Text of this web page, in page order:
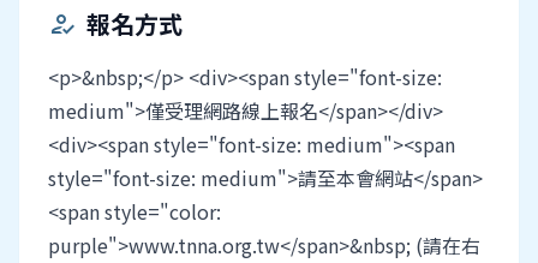
how_to_reg 報名方式
<p>&nbsp;</p> <div><span style="font-size:
medium">僅受理網路線上報名</span></div>
<div><span style="font-size: medium"><span
style="font-size: medium">請至本會網站</span>
<span style="color:
purple">www.tnna.org.tw</span>&nbsp; (請在右